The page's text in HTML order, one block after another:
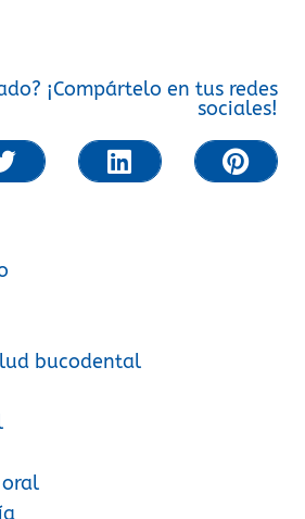
¡Compártelo en tus redes
sociales!
bucodental